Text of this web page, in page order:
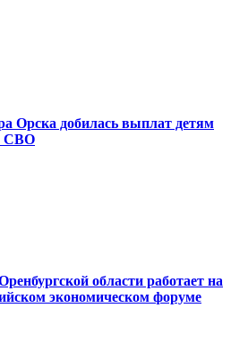
Орска добилась выплат детям
СВО
области работает на
экономическом форуме